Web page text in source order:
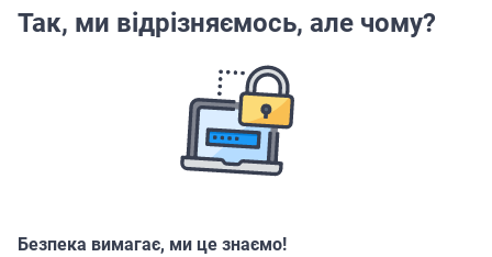
Так, ми відрізняємось, але чому?
Безпека вимагає, ми це знаємо!